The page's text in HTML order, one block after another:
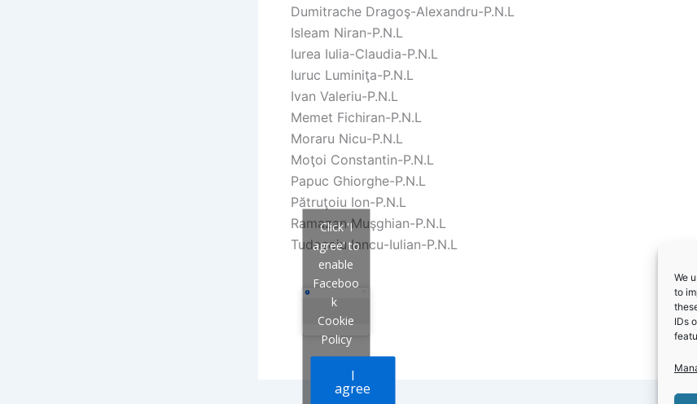
We
to
IDs
Dumitrache Dragoş-Alexandru-P.N.L
Isleam Niran-P.N.L
Iurea Iulia-Claudia-P.N.L
Iuruc Luminiţa-P.N.L
Ivan Valeriu-P.N.L
Memet Fichiran-P.N.L
Moraru Nicu-P.N.L
Moţoi Constantin-P.N.L
Papuc Ghiorghe-P.N.L
Pătruţoiu Ion-P.N.L
Ramazan Muşghian-P.N.L
Tudosoiu Iancu-Iulian-P.N.L
Click 'I
agree' to
enable
Faceboo
k
Cookie
Policy
I
agree